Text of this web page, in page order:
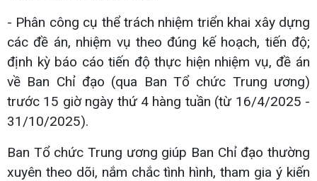
- Phân công cụ thể trách nhiệm triển khai xây dựng
các đề án, nhiệm vụ theo đúng kế hoạch, tiến độ;
định kỳ báo cáo tiến độ thực hiện nhiệm vụ, đề án
về Ban Chỉ đạo (qua Ban Tổ chức Trung ương)
trước 15 giờ ngày thứ 4 hàng tuần (từ 16/4/2025 -
31/10/2025).
Ban Tổ chức Trung ương giúp Ban Chỉ đạo thường
xuyên theo dõi, nắm chắc tình hình, tham gia ý kiến